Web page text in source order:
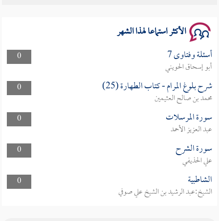
الأكثر استماعا لهذا الشهر
0 أسئلة وفتاوى 7
أبو إسحاق الحويني
0
شرح بلوغ المرام - كتاب الطهارة (25)
محمد بن صالح العثيمين
0
سورة المرسلات
عبد العزيز الأحمد
0
سورة الشرح
علي الحذيفي
0
الشاطبية
الشيخ:عبد الرشيد بن الشيخ علي صوفي